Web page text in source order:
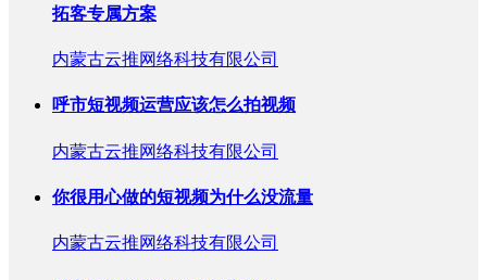
拓客专属方案
内蒙古云推网络科技有限公司
呼市短视频运营应该怎么拍视频
内蒙古云推网络科技有限公司
你很用心做的短视频为什么没流量
内蒙古云推网络科技有限公司